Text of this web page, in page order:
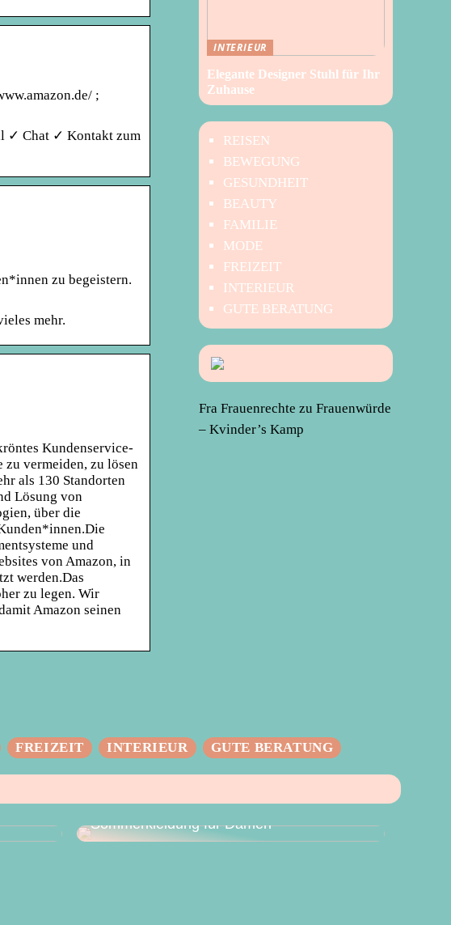
;
✓ Chat ✓ Kontakt zum
zu begeistern.
mehr.
Kundenservice-
vermeiden, zu lösen
als 130 Standorten
Lösung von
über die
und
von Amazon, in
werden.Das
zu legen. Wir
Amazon seinen
INTERIEUR
Elegante Designer Stuhl für Ihr
Zuhause
REISEN
BEWEGUNG
GESUNDHEIT
BEAUTY
FAMILIE
MODE
FREIZEIT
INTERIEUR
GUTE BERATUNG
Fra Frauenrechte zu Frauenwürde
– Kvinder’s Kamp
FREIZEIT INTERIEUR GUTE BERATUNG
Der perfekte Sommer – Vielseitige
Sommerkleidung für Damen